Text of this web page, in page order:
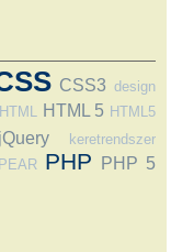
CSS3 design
HTML HTML 5 HTML5
jQuery keretrendszer
PEAR PHP PHP 5